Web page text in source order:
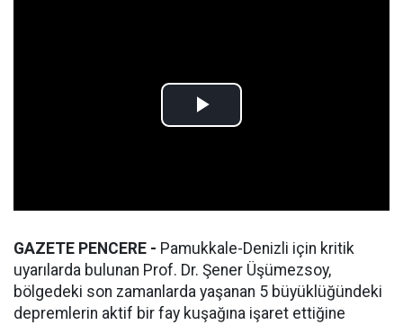
GAZETE PENCERE - Pamukkale-Denizli için kritik
uyarılarda bulunan Prof. Dr. Şener Üşümezsoy,
bölgedeki son zamanlarda yaşanan 5 büyüklüğündeki
depremlerin aktif bir fay kuşağına işaret ettiğine